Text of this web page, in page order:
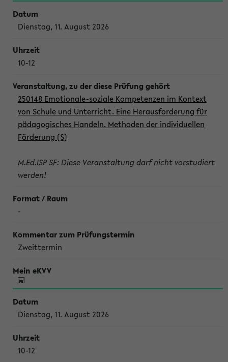
Dienstag, 11. August 2026
10-12
250148 Emotionale-soziale Kompetenzen im Kontext
von Schule und Unterricht. Eine Herausforderung für
pädagogisches Handeln. Methoden der individuellen
Förderung (S)
M.Ed.ISP SF: Diese Veranstaltung darf nicht vorstudiert
werden!
-
Zweittermin
Dienstag, 11. August 2026
10-12